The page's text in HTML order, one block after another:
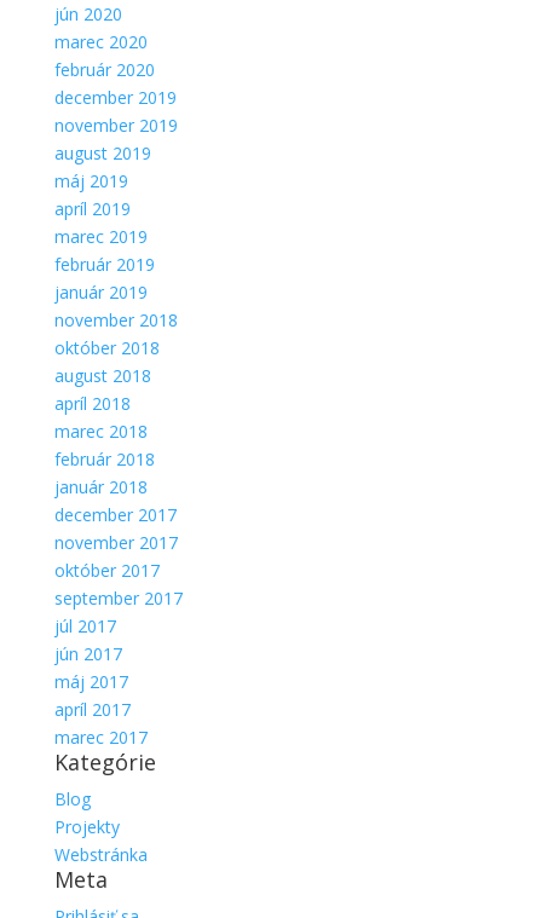
jún 2020
marec 2020
február 2020
december 2019
november 2019
august 2019
máj 2019
apríl 2019
marec 2019
február 2019
január 2019
november 2018
október 2018
august 2018
apríl 2018
marec 2018
február 2018
január 2018
december 2017
november 2017
október 2017
september 2017
júl 2017
jún 2017
máj 2017
apríl 2017
marec 2017
Kategórie
Blog
Projekty
Webstránka
Meta